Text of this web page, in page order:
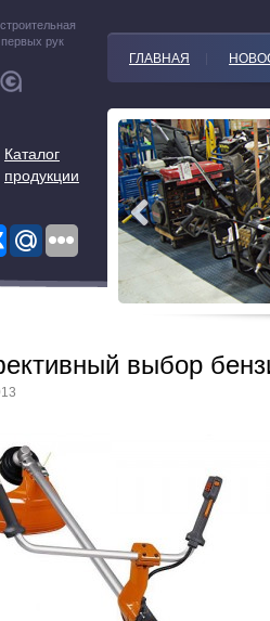
первых рук
Каталог
продукции
ГЛАВНАЯ
выбор